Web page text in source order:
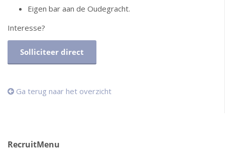
Eigen bar aan de Oudegracht.
Interesse?
Solliciteer direct
Ga terug naar het overzicht
RecruitMenu